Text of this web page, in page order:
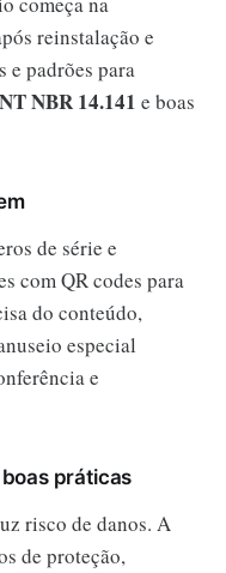
reinstalação e
e padrões para
NBR 14.141 e boas
de série e
com QR codes para
do conteúdo,
especial
e
práticas
risco de danos. A
de proteção,